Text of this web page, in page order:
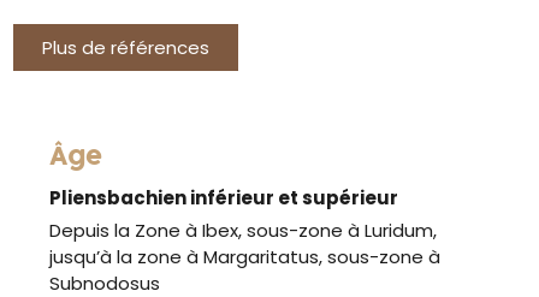
Plus de références
Âge
Pliensbachien inférieur et supérieur
Depuis la Zone à Ibex, sous-zone à Luridum,
jusqu’à la zone à Margaritatus, sous-zone à
Subnodosus